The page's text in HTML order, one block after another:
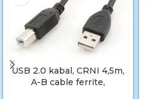
USB 2.0 kabal, CRNI 4,5m,
A-B cable ferrite,